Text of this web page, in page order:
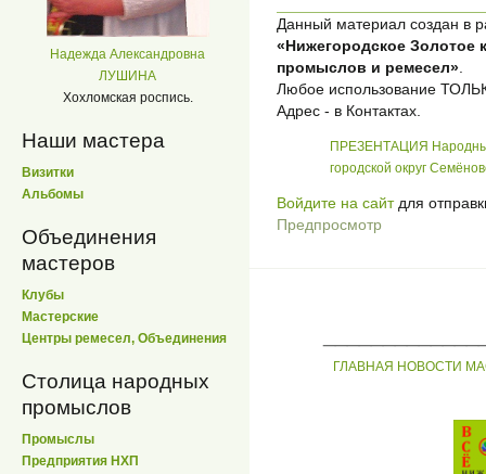
Надежда Александровна
ЛУШИНА
Хохломская роспись.
Наши мастера
Визитки
Альбомы
Объединения
мастеров
Клубы
Мастерские
Центры ремесел, Объединения
Столица народных
промыслов
Промыслы
Предприятия НХП
Данный материал создан в
«Нижегородское Золотое
промыслов и ремесел»
Любое использование
Адрес - в Контактах.
ПРЕЗЕНТАЦИЯ
городской округ
Войдите на сайтдля
Предпросмотр
ГЛАВНАЯ НОВОСТИ